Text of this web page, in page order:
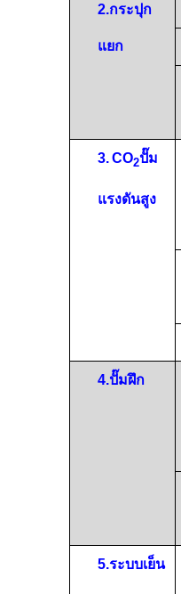
2.กระปุก
แยก
3. CO2ปั๊ม
แรงดันสูง
4.ปั๊มฝึก
5.ระบบเย็น